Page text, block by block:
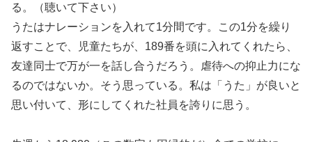
る。（聴いて下さい）
うたはナレーションを入れて1分間です。この1分を繰り
返すことで、児童たちが、189番を頭に入れてくれたら、
友達同士で万が一を話し合うだろう。虐待への抑止力にな
るのではないか。そう思っている。私は「うた」が良いと
思い付いて、形にしてくれた社員を誇りに思う。